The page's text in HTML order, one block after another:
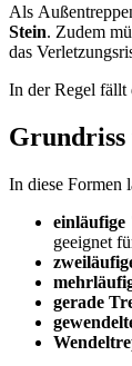
Als
Stein. Zudem
das
In der Regel fällt
Grundriss
In diese Formen
einläufige
geeignet
gerade